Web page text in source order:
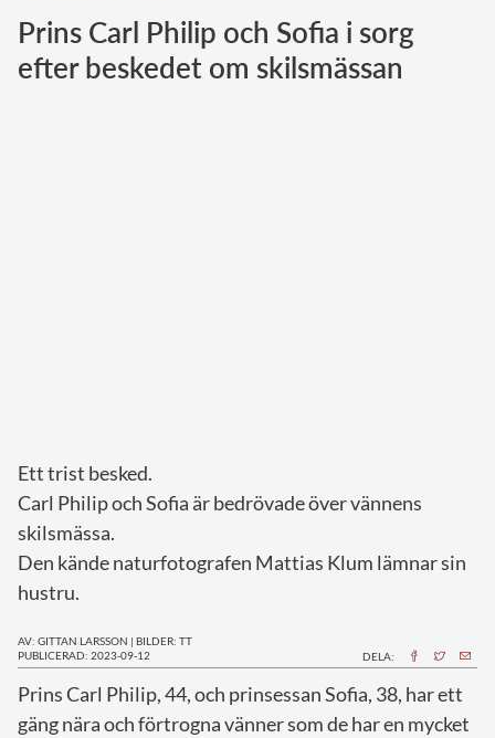
Norska kungahuset
Danska kungahuset
Prins Carl Philip och Sofia i sorg
efter beskedet om skilsmässan
Ett trist besked.
Carl Philip och Sofia är bedrövade över vännens
skilsmässa.
Den kände naturfotografen Mattias Klum lämnar sin
hustru.
AV: GITTAN LARSSON | BILDER: TT
PUBLICERAD: 2023-09-12
DELA:
Prins Carl Philip, 44, och prinsessan Sofia, 38, har ett
gäng nära och förtrogna vänner som de har en mycket